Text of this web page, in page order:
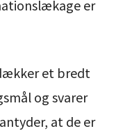
er
et bredt
og svarer
at de er